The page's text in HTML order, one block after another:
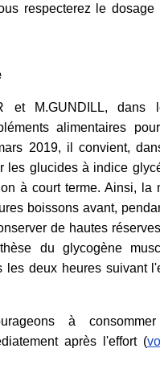
respecterez le dosage
et M.GUNDILL, dans
alimentaires
2019, il convient,
les glucides à indice
à court terme. Ainsi, la
boissons avant,
de hautes
du glycogène
les deux heures suivant
à
après l'effort (